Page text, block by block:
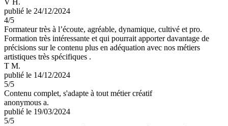
publié le 24/12/2024
4/5
Formateur très à l’écoute, agréable, dynamique, cultivé et pro.
Formation très intéressante et qui pourrait apporter davantage de
précisions sur le contenu plus en adéquation avec nos métiers
artistiques très spécifiques .
T M.
publié le 14/12/2024
5/5
Contenu complet, s'adapte à tout métier créatif
anonymous a.
publié le 19/03/2024
5/5